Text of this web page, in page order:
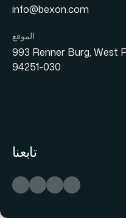
info@bexon.com
الموقع
993 Renner Burg, West
94251-030
تابعنا